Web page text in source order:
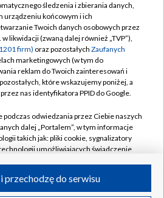
TVP
Regulamin TVP
prywatności
Moje zgody
Pomoc
Kontakt
Kanały
śledzenia i zbierania danych,
urządzeniu końcowym i ich
Twoich danych osobowych przez
likwidacji (zwaną dalej również „TVP”),
firm) oraz pozostałych Zaufanych
marketingowych (w tym do
reklam do Twoich zainteresowań i
które wskazujemy poniżej, a
nas identyfikatora PPID do Google.
odwiedzania przez Ciebie naszych
dalej „Portalem”, w tym informacje
takich jak: pliki cookie, sygnalizatory
umożliwiających świadczenie
przechodzę do serwisu